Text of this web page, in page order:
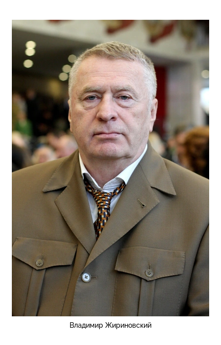
Владимир Жириновский